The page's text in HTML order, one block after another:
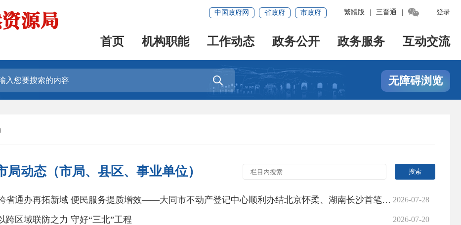
登录
繁體版 三晋通 
中国政府网 省政府 市政府
首页 机构职能 工作动态 政务公开 政务服务 互动交流
 无障碍浏览
局动态（市局、县区、事业单位）
2026-07-28
省通办再拓新域 便民服务提质增效——大同市不动产登记中心顺利办结北京怀柔、湖南长沙首笔异地登记业务
2026-07-20
跨区域联防之力 守好“三北”工程